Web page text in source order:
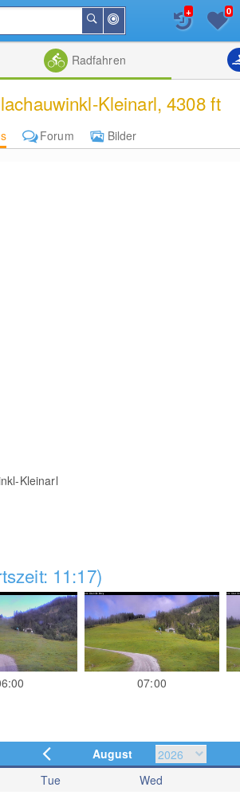
der
Suchen
+ 0
Radfahren
Kleinarl, 4308 ft
Forum
Bilder
Kleinarl
11:17)
07:00
August
Tue Wed